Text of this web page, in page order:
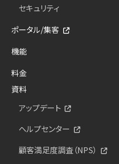
セキュリティ
ポータル/集客
機能
料金
資料
アップデート
ヘルプセンター
顧客満足度調査（NPS）